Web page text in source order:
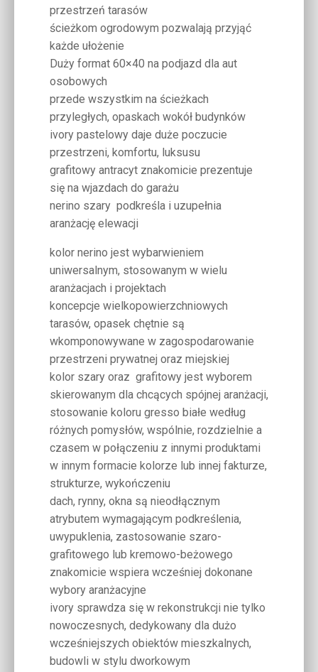
przestrzeń tarasów
ścieżkom ogrodowym pozwalają przyjąć
każde ułożenie
Duży format 60×40 na podjazd dla aut
osobowych
przede wszystkim na ścieżkach
przyległych, opaskach wokół budynków
ivory pastelowy daje duże poczucie
przestrzeni, komfortu, luksusu
grafitowy antracyt znakomicie prezentuje
się na wjazdach do garażu
nerino szary podkreśla i uzupełnia
aranżację elewacji
kolor nerino jest wybarwieniem
uniwersalnym, stosowanym w wielu
aranżacjach i projektach
koncepcje wielkopowierzchniowych
tarasów, opasek chętnie są
wkomponowywane w zagospodarowanie
przestrzeni prywatnej oraz miejskiej
kolor szary oraz grafitowy jest wyborem
skierowanym dla chcących spójnej aranżacji,
stosowanie koloru gresso białe według
różnych pomysłów, wspólnie, rozdzielnie a
czasem w połączeniu z innymi produktami
w innym formacie kolorze lub innej fakturze,
strukturze, wykończeniu
dach, rynny, okna są nieodłącznym
atrybutem wymagającym podkreślenia,
uwypuklenia, zastosowanie szaro-
grafitowego lub kremowo-beżowego
znakomicie wspiera wcześniej dokonane
wybory aranżacyjne
ivory sprawdza się w rekonstrukcji nie tylko
nowoczesnych, dedykowany dla dużo
wcześniejszych obiektów mieszkalnych,
budowli w stylu dworkowym